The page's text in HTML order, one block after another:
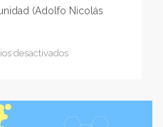
(Adolfo Nicolás
desactivadosen